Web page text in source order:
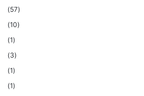
(57)
(10)
(1)
(3)
(1)
(1)